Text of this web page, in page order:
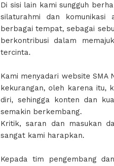
Di sisi lain kami sungguh
silaturahmi dan
berbagai tempat, sebagai
berkontribusi dalam
tercinta.
Kami menyadari website SMA
kekurangan, oleh karena itu,
diri, sehingga konten dan
semakin berkembang.
Kritik, saran dan masukan
sangat kami harapkan.
Kepada tim pengembang